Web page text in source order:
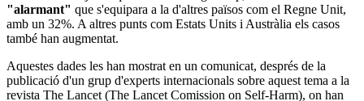
"alarmant" que s'equipara a la d'altres països com el Regne Unit,
amb un 32%. A altres punts com Estats Units i Austràlia els casos
també han augmentat.
Aquestes dades les han mostrat en un comunicat, després de la
publicació d'un grup d'experts internacionals sobre aquest tema a la
revista The Lancet (The Lancet Comission on Self-Harm), on han